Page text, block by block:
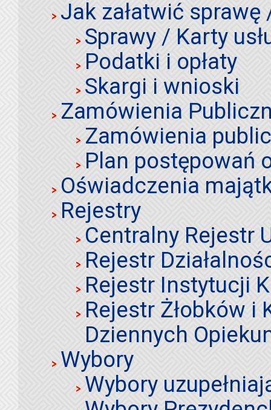
Jak załatwić sprawę
Sprawy / Karty
Podatki i opłaty
Skargi i wnioski
Zamówienia
Zamówienia
Plan postępowań
Oświadczenia
Rejestry
Centralny Rejestr
Rejestr
Rejestr Instytucji
Rejestr Żłobków i
Dziennych
Wybory
Wybory